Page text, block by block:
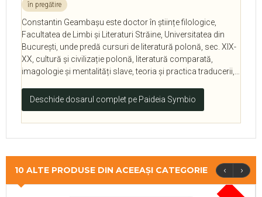
în pregătire
Constantin Geambașu este doctor în științe filologice,
Facultatea de Limbi și Literaturi Străine, Universitatea din
București, unde predă cursuri de literatură polonă, sec. XIX-
XX, cultură și civilizație polonă, literatură comparată,
imagologie și mentalități slave, teoria și practica traducerii,…
Deschide dosarul complet pe Paideia Symbio
10 ALTE PRODUSE DIN ACEEAȘI CATEGORIE ‹ ›